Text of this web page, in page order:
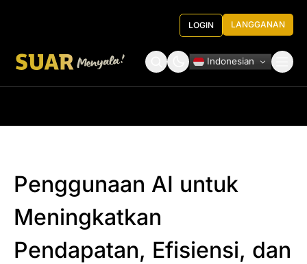
LOGIN LANGGANAN
Indonesian
Penggunaan AI untuk
Meningkatkan
Pendapatan, Efisiensi, dan